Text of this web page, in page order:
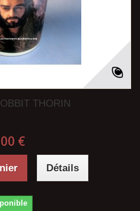
THORIN
€
Détails